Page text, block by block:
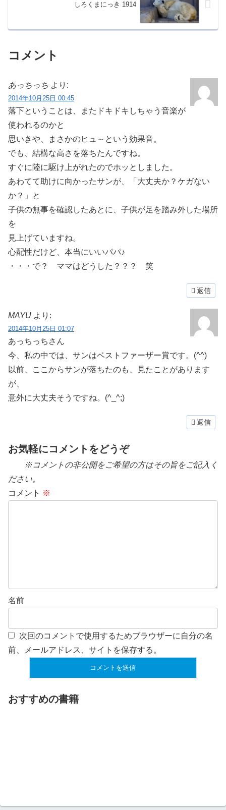
しろくまにっき 1914
コメント
あっちっち より:
2014年10月25日 00:45
落下ということは、またドキドキしちゃう音楽が
使われるのかと
思いきや、まさかのヒュ～という効果音。
でも、結構な高さを落ちたんですね。
すぐに陸に駆け上がれたのでホッとしました。
あわてて助けに向かったサンが、「大丈夫か？ケガない
か？」と
子供の無事を確認したあとに、子供が足を踏み外した場所
を
見上げていますね。
心配性だけど、本当にいいパパ♪
・・・で？ ママはどうした？？？ 笑
返信
MAYU より:
2014年10月25日 01:07
あっちっちさん
今、私の中では、サンはベストファーザー賞です。(^^)
以前、ここからサンが落ちたのも、見たことがあります
が、
意外に大丈夫そうですね。(^_^;)
返信
お気軽にコメントをどうぞ
※コメントの非公開をご希望の方はその旨をご記入く
ださい。
コメント ※
名前
次回のコメントで使用するためブラウザーに自分の名
前、メールアドレス、サイトを保存する。
おすすめの書籍